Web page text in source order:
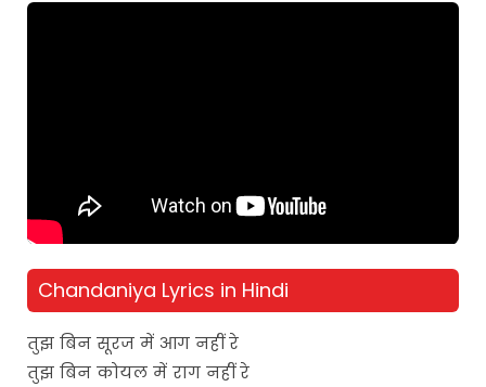
Chandaniya Lyrics in Hindi
तुझ बिन सूरज में आग नहीं रे
तुझ बिन कोयल में राग नहीं रे